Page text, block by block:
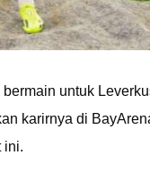
untuk
karirnya di
ini.